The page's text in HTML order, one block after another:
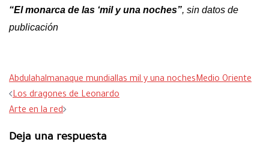
“El monarca de las ‘mil y una noches”, sin datos de
publicación
Abdulahalmanaque mundiallas mil y una nochesMedio Oriente
Navegación
de
entradas
Los dragones de Leonardo
Arte en la red
Deja una respuesta